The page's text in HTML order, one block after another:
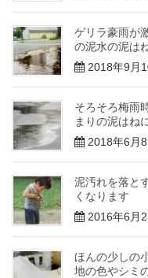
ゲリラ豪雨が
の泥水の泥は
2018年9月
そろそろ梅雨
まりの泥はね
2018年6月8
泥汚れを落と
くなります
2016年6月
ほんの少しの
地の色やシミ